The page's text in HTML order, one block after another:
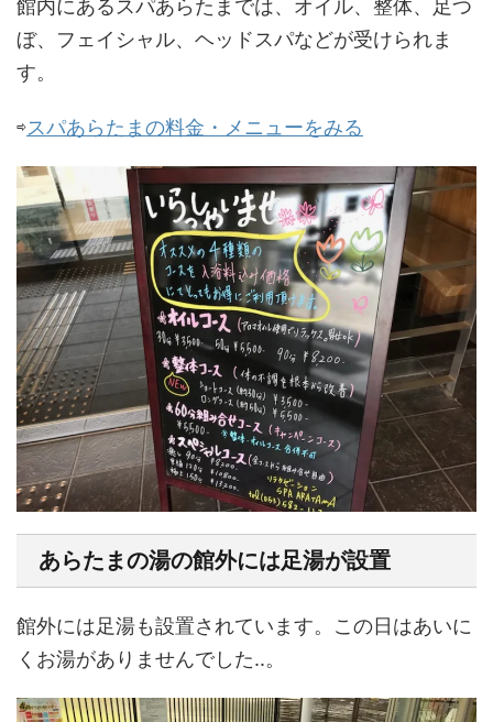
館内にあるスパあらたまでは、オイル、整体、足つ
ぼ、フェイシャル、ヘッドスパなどが受けられま
す。
⇨スパあらたまの料金・メニューをみる
あらたまの湯の館外には足湯が設置
館外には足湯も設置されています。この日はあいに
くお湯がありませんでした..。